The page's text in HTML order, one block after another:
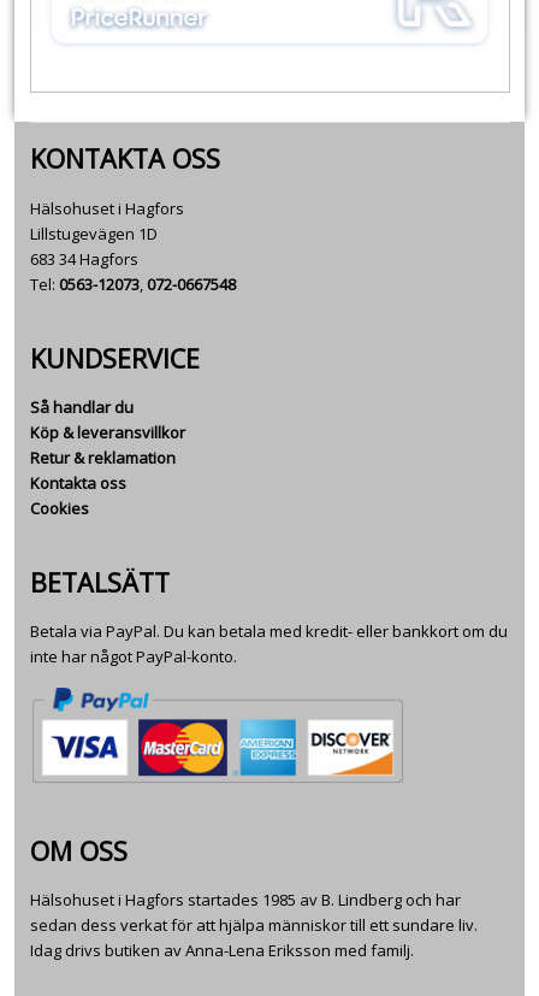
KONTAKTA OSS
Hälsohuset i Hagfors
Lillstugevägen 1D
683 34 Hagfors
Tel: 0563-12073,072-0667548
KUNDSERVICE
Så handlar du
Köp & leveransvillkor
Retur & reklamation
Kontakta oss
Cookies
BETALSÄTT
Betala via PayPal. Du kan betala med kredit- eller bankkort om du
inte har något PayPal-konto.
OM OSS
Hälsohuset i Hagfors startades 1985 av B. Lindberg och har
sedan dess verkat för att hjälpa människor till ett sundare liv.
Idag drivs butiken av Anna-Lena Eriksson med familj.